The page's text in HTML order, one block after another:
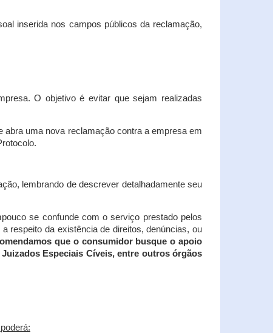
inserida nos campos públicos da reclamação,
O objetivo é evitar que sejam realizadas
uma nova reclamação contra a empresa em
lembrando de descrever detalhadamente seu
se confunde com o serviço prestado pelos
respeito da existência de direitos, denúncias, ou
que o consumidor busque o apoio
Especiais Cíveis, entre outros órgãos